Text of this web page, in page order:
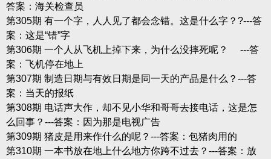
答案：海关检查员
第305期 有一个字，人人见了都会念错。这是什么字？?---答
案：这是“错”字
第306期 一个人从飞机上掉下来，为什么没摔死呢？ ---答
案：飞机停在地上
第307期 制造日期与有效日期是同一天的产品是什么？---答
案：当天的报纸
第308期 电话声大作，却不见小华和哥哥去接电话，这是怎
么回事？---答案：因为那是电视广告
第309期 猪皮是用来作什么的呢？---答案：包猪肉用的
第310期 一本书放在地上什么地方你跨不过去？---答案：放